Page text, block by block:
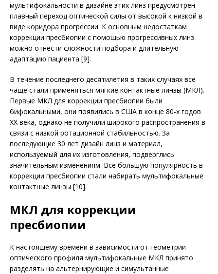
мультифокальности в дизайне этих линз преду­смотрен
плавный переход оптической силы от высокой к низкой в
виде коридора прогрессии. К основным недостаткам
коррекции пресбиопии с помощью прогрессивных линз
можно отнести сложности подбора и длительную
адаптацию пациента [9].
В течение последнего десятилетия в таких случаях все
чаще стали применяться мягкие контактные линзы (МКЛ).
Первые МКЛ для коррекции пресбиопии были
бифокальными, они появились в США в конце 80-х годов
XX века, однако не получили широкого распространения в
связи с низкой ротационной стабильностью. За
последующие 30 лет дизайн линз и материал,
используемый для их изготовления, подверглись
значительным изменениям. Все большую популярность в
коррекции пресбиопии стали набирать мультифокальные
контактные линзы [10].
МКЛ для коррекции
пресбиопии
К настоящему времени в зависимости от гео­метрии
оптического профиля мультифокальные МКЛ принято
разделять на альтернирующие и симультанные